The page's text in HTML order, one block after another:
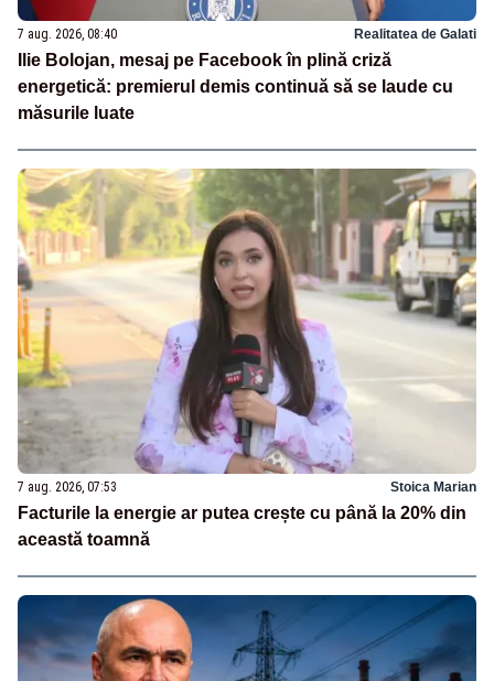
7 aug. 2026, 08:40 Realitatea de Galati
Ilie Bolojan, mesaj pe Facebook în plină criză
energetică: premierul demis continuă să se laude cu
măsurile luate
7 aug. 2026, 07:53 Stoica Marian
Facturile la energie ar putea crește cu până la 20% din
această toamnă